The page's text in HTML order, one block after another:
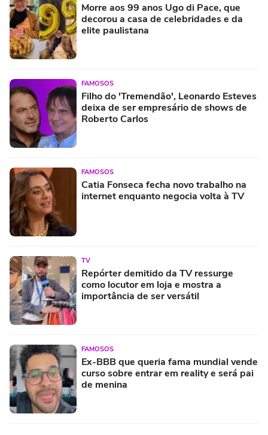
Morre aos 99 anos Ugo di Pace, que
decorou a casa de celebridades e da
elite paulistana
FAMOSOS
Filho do 'Tremendão', Leonardo Esteves
deixa de ser empresário de shows de
Roberto Carlos
FAMOSOS
Catia Fonseca fecha novo trabalho na
internet enquanto negocia volta à TV
TV
Repórter demitido da TV ressurge
como locutor em loja e mostra a
importância de ser versátil
FAMOSOS
Ex-BBB que queria fama mundial vende
curso sobre entrar em reality e será pai
de menina